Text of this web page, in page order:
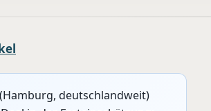
deutschlandweit)